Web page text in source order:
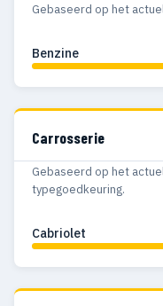
Gebaseerd op het
Benzine
Carrosserie
Gebaseerd op het
typegoedkeuring.
Cabriolet